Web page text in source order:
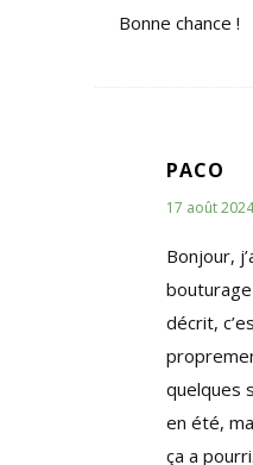
Bonne chance !
PACO
17 août
Bonjour,
décrit,
quelques
en été,
ça a